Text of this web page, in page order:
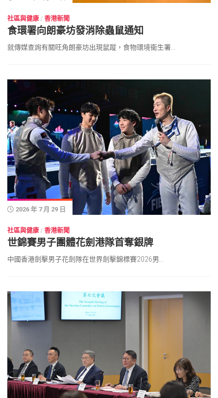
社區與健康 / 香港新聞
食環署向朗豪坊發消除蟲鼠通知
就傳媒查詢有關旺角朗豪坊出現鼠蹤，食物環境衞生署...
2026 年 7 月 29 日
社區與健康 / 香港新聞
世錦賽男子團體花劍港隊首奪銀牌
中國香港劍擊男子花劍隊在世界劍擊錦標賽2026男...